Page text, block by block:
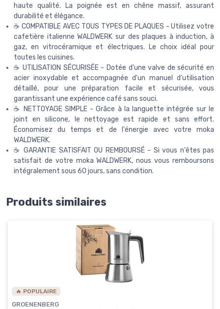
haute qualité. La poignée est en chêne massif, assurant
durabilité et élégance.
☕ COMPATIBLE AVEC TOUS TYPES DE PLAQUES - Utilisez votre
cafetière italienne WALDWERK sur des plaques à induction, à
gaz, en vitrocéramique et électriques. Le choix idéal pour
toutes les cuisines.
☕ UTILISATION SÉCURISÉE - Dotée d'une valve de sécurité en
acier inoxydable et accompagnée d'un manuel d'utilisation
détaillé, pour une préparation facile et sécurisée, vous
garantissant une expérience café sans souci.
☕ NETTOYAGE SIMPLE - Grâce à la languette intégrée sur le
joint en silicone, le nettoyage est rapide et sans effort.
Économisez du temps et de l'énergie avec votre moka
WALDWERK.
☕ GARANTIE SATISFAIT OU REMBOURSÉ - Si vous n'êtes pas
satisfait de votre moka WALDWERK, nous vous remboursons
intégralement sous 60 jours, sans condition.
Produits similaires
🔥 POPULAIRE
GROENENBERG